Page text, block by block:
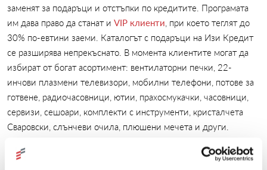
заменят за подаръци и отстъпки по кредитите. Програмата
им дава право да станат и VIP клиенти, при което теглят до
30% по-евтини заеми. Каталогът с подаръци на Изи Кредит
се разширява непрекъснато. В момента клиентите могат да
избират от богат асортимент: вентилаторни печки, 22-
инчови плазмени телевизори, мобилни телефони, потове за
готвене, радиочасовници, ютии, прахосмукачки, часовници,
сервизи, сешоари, комплекти с инструменти, кристалчета
Сваровски, слънчеви очила, плюшени мечета и други.